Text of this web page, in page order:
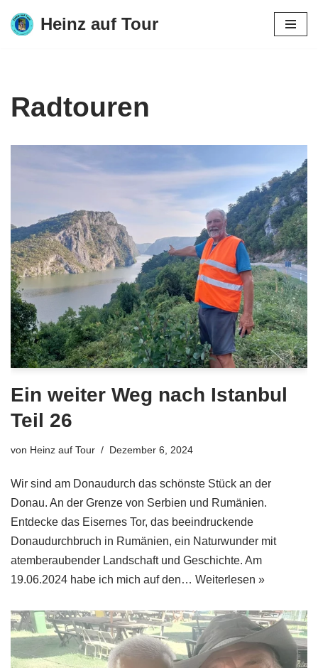
Zum
Heinz auf Tour
Radtouren
Ein weiter Weg nach Istanbul
Teil 26
von Heinz auf Tour Dezember 6, 2024
Wir sind am Donaudurch das schönste Stück an der
Donau. An der Grenze von Serbien und Rumänien.
Entdecke das Eisernes Tor, das beeindruckende
Donaudurchbruch in Rumänien, ein Naturwunder mit
atemberaubender Landschaft und Geschichte. Am
19.06.2024 habe ich mich auf den… Weiterlesen »